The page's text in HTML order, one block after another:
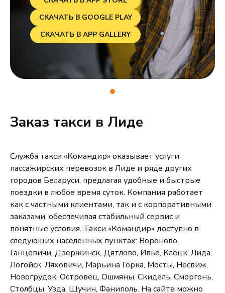
СКАЧАТЬ В GOOGLE PLAY
СКАЧАТЬ В APP GALLERY
Заказ такси в Лиде
Служба такси «Командир» оказывает услуги
пассажирских перевозок в Лиде и ряде других
городов Беларуси, предлагая удобные и быстрые
поездки в любое время суток. Компания работает
как с частными клиентами, так и с корпоративными
заказами, обеспечивая стабильный сервис и
понятные условия. Такси «Командир» доступно в
следующих населённых пунктах: Вороново,
Ганцевичи, Дзержинск, Дятлово, Ивье, Клецк, Лида,
Логойск, Ляховичи, Марьина Горка, Мосты, Несвиж,
Новогрудок, Островец, Ошмяны, Скидель, Сморгонь,
Столбцы, Узда, Щучин, Фаниполь. На сайте можно